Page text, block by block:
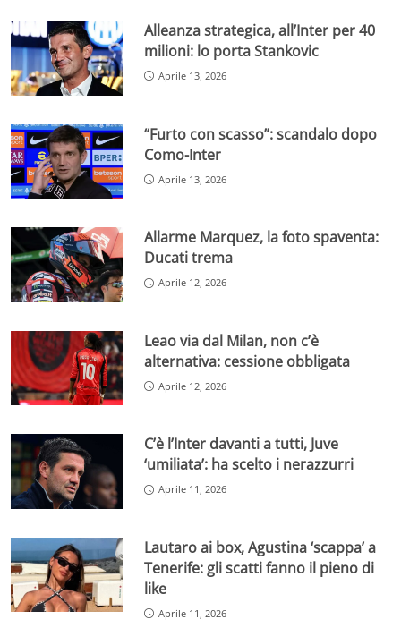
Alleanza strategica, all’Inter per 40
milioni: lo porta Stankovic
Aprile 13, 2026
“Furto con scasso”: scandalo dopo
Como-Inter
Aprile 13, 2026
Allarme Marquez, la foto spaventa:
Ducati trema
Aprile 12, 2026
Leao via dal Milan, non c’è
alternativa: cessione obbligata
Aprile 12, 2026
C’è l’Inter davanti a tutti, Juve
‘umiliata’: ha scelto i nerazzurri
Aprile 11, 2026
Lautaro ai box, Agustina ‘scappa’ a
Tenerife: gli scatti fanno il pieno di
like
Aprile 11, 2026